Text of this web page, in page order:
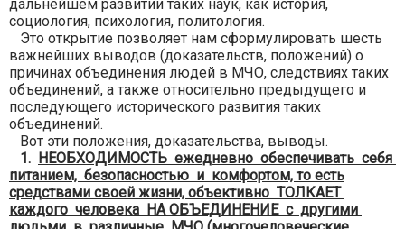
дальнейшем развитии таких наук, как история,
социология, психология, политология.
Это открытие позволяет нам сформулировать шесть
важнейших выводов (доказательств, положений) о
причинах объединения людей в МЧО, следствиях таких
объединений, а также относительно предыдущего и
последующего исторического развития таких
объединений.
Вот эти положения, доказательства, выводы.
1. НЕОБХОДИМОСТЬ ежедневно обеспечивать себя
питанием, безопасностью и комфортом, то есть
средствами своей жизни, объективно ТОЛКАЕТ
каждого человека НА ОБЪЕДИНЕНИЕ с другими